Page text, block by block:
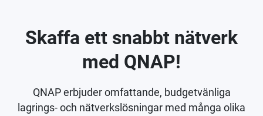
Skaffa ett snabbt nätverk
med QNAP!
QNAP erbjuder omfattande, budgetvänliga
lagrings- och nätverkslösningar med många olika